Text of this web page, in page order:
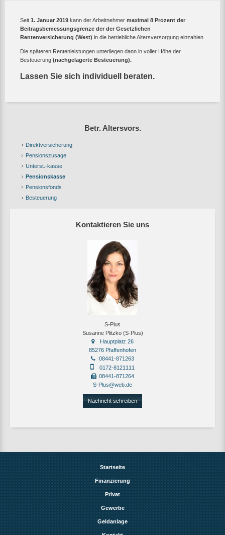
Betr. Altersvors.
Direktversicherung
Pensionszusage
Unterst.-kasse
Pensionskasse
Pensionsfonds
Besteuerung
Kontaktieren Sie uns
S-Plus
Susanne Plitzko (S-Plus)
Hauptplatz 26
85276 Pfaffenhofen
08441-871263
0172-8121111
08441-871264
S-Plus@web.de
Nachricht schreiben
Seit 1. Januar 2019 kann der Arbeitnehmer maximal 8 Prozent der
Beitragsbemessungsgrenze der der Gesetzlichen
Rentenversicherung (West) in die betriebliche Altersversorgung einzahlen.
Die späteren Rentenleistungen unterliegen dann in voller Höhe der
Besteuerung (nachgelagerte Besteuerung).
Lassen Sie sich individuell beraten.
Startseite
Finanzierung
Privat
Gewerbe
Geldanlage